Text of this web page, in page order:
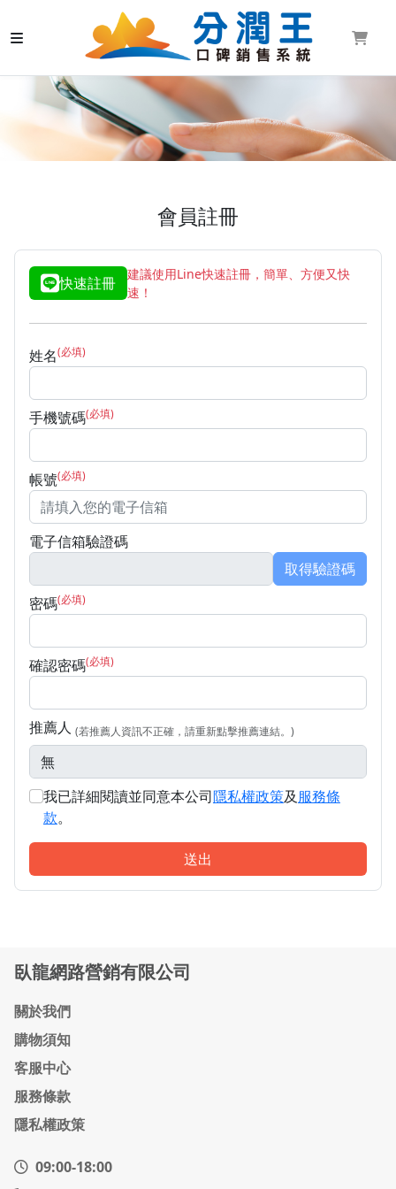
會員註冊
快速註冊
建議使用Line快速註冊，簡單、方便又快
速！
姓名(必填)
手機號碼(必填)
帳號(必填)
電子信箱驗證碼
取得驗證碼
密碼(必填)
確認密碼(必填)
推薦人 (若推薦人資訊不正確，請重新點擊推薦連結。)
我已詳細閱讀並同意本公司隱私權政策及服務條
款。
送出
臥龍網路營銷有限公司
關於我們
購物須知
客服中心
服務條款
隱私權政策
09:00-18:00